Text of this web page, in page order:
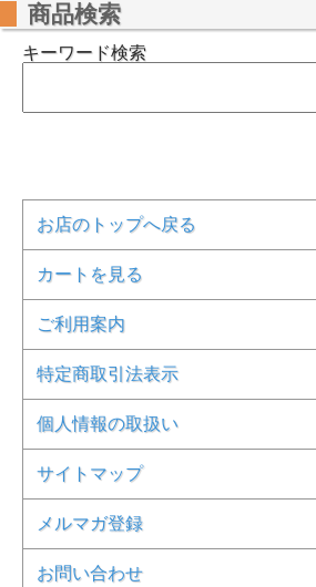
商品検索
キーワード検索
お店のトップへ戻る
カートを見る
ご利用案内
特定商取引法表示
個人情報の取扱い
サイトマップ
メルマガ登録
お問い合わせ